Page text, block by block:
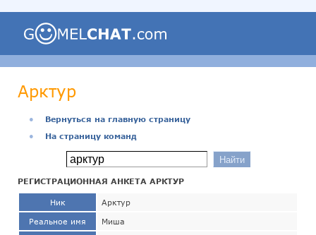
Арктур
●
Вернуться на главную страницу
●
На страницу команд
РЕГИСТРАЦИОННАЯ АНКЕТА АРКТУР
Ник Арктур
Реальное имя Миша